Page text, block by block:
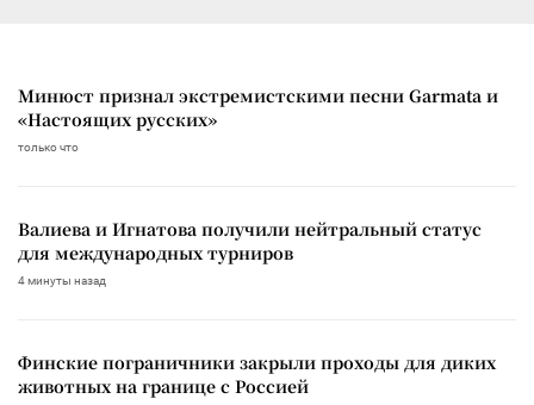
Минюст признал экстремистскими песни Garmata и
«Настоящих русских»
только что
Валиева и Игнатова получили нейтральный статус
для международных турниров
4 минуты назад
Финские пограничники закрыли проходы для диких
животных на границе с Россией